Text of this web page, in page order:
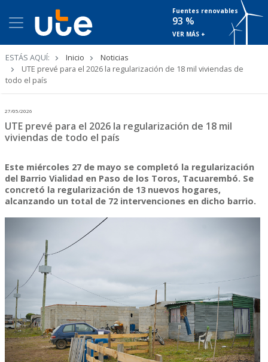
Fuentes renovables
93 %
VER MÁS +
ESTÁS AQUÍ: Inicio
Noticias
UTE prevé para el 2026 la regularización de 18 mil viviendas de
todo el país
27/05/2026
UTE prevé para el 2026 la regularización de 18 mil
viviendas de todo el país
Este miércoles 27 de mayo se completó la regularización
del Barrio Vialidad en Paso de los Toros, Tacuarembó. Se
concretó la regularización de 13 nuevos hogares,
alcanzando un total de 72 intervenciones en dicho barrio.